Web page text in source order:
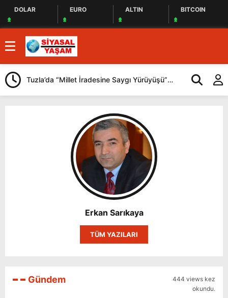
DOLAR EURO ALTIN BITCOIN
Tuzla’da “Millet İradesine Saygı Yürüyüşü”
Düzenlendi
Beykoz
katılan
Erkan Sarıkaya
TÜM YAZILARI
Gündem
444 views kez
okundu.